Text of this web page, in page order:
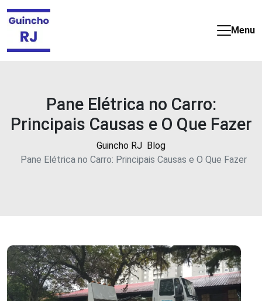
Guincho
horas
no
Rio
Janeiro
Menu
Pane Elétrica no Carro:
Principais Causas e O Que Fazer
Guincho RJ Blog
Pane Elétrica no Carro: Principais Causas e O Que Fazer